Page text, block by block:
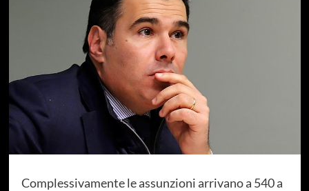
Complessivamente le assunzioni arrivano a 540 a